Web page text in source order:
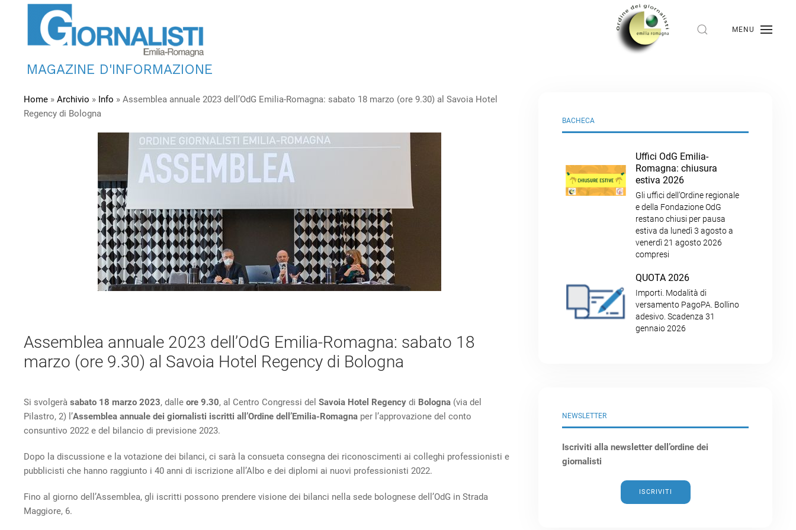
MENU
MAGAZINE D'INFORMAZIONE
Home » Archivio » Info » Assemblea annuale 2023 dell’OdG Emilia-Romagna: sabato 18 marzo (ore 9.30) al Savoia Hotel
Regency di Bologna
Assemblea annuale 2023 dell’OdG Emilia-Romagna: sabato 18
marzo (ore 9.30) al Savoia Hotel Regency di Bologna
Si svolgerà sabato 18 marzo 2023, dalle ore 9.30, al Centro Congressi del Savoia Hotel Regency di Bologna (via del
Pilastro, 2) l’Assemblea annuale dei giornalisti iscritti all’Ordine dell’Emilia-Romagna per l’approvazione del conto
consuntivo 2022 e del bilancio di previsione 2023.
Dopo la discussione e la votazione dei bilanci, ci sarà la consueta consegna dei riconoscimenti ai colleghi professionisti e
pubblicisti che hanno raggiunto i 40 anni di iscrizione all’Albo e dei diplomi ai nuovi professionisti 2022.
Fino al giorno dell’Assemblea, gli iscritti possono prendere visione dei bilanci nella sede bolognese dell’OdG in Strada
Maggiore, 6.
BACHECA
Uffici OdG Emilia-
Romagna: chiusura
estiva 2026
Gli uffici dell’Ordine regionale
e della Fondazione OdG
restano chiusi per pausa
estiva da lunedì 3 agosto a
venerdì 21 agosto 2026
compresi
QUOTA 2026
Importi. Modalità di
versamento PagoPA. Bollino
adesivo. Scadenza 31
gennaio 2026
NEWSLETTER
Iscriviti alla newsletter dell’ordine dei
giornalisti
ISCRIVITI